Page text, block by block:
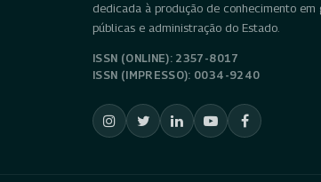
dedicada à produção de conhecimento
públicas e administração do Estado.
ISSN (ONLINE): 2357-8017
ISSN (IMPRESSO): 0034-9240